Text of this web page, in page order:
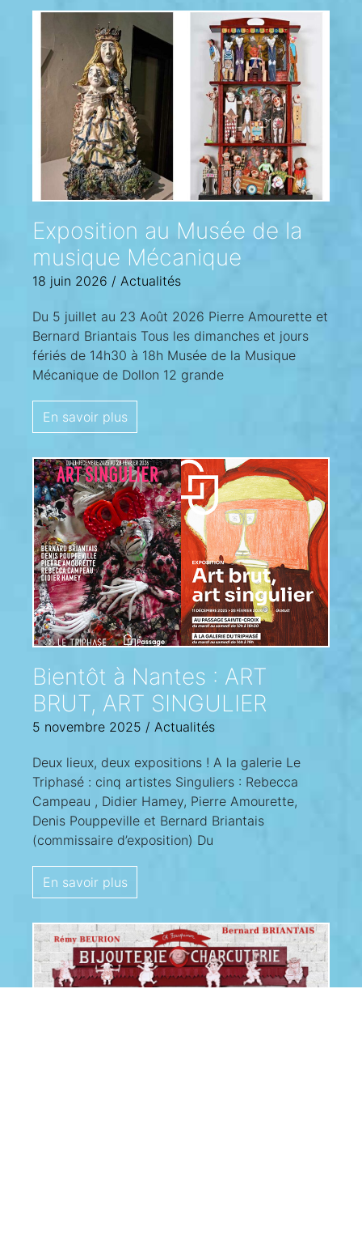
Exposition au Musée de la
musique Mécanique
18 juin 2026 / Actualités
Du 5 juillet au 23 Août 2026 Pierre Amourette et
Bernard Briantais Tous les dimanches et jours
fériés de 14h30 à 18h Musée de la Musique
Mécanique de Dollon 12 grande
En savoir plus
Bientôt à Nantes : ART
BRUT, ART SINGULIER
5 novembre 2025 / Actualités
Deux lieux, deux expositions ! A la galerie Le
Triphasé : cinq artistes Singuliers : Rebecca
Campeau , Didier Hamey, Pierre Amourette,
Denis Pouppeville et Bernard Briantais
(commissaire d’exposition) Du
En savoir plus